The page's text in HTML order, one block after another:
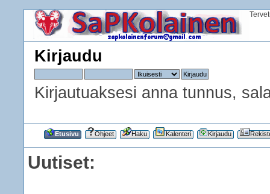
Kirjaudu
Kirjautuaksesi anna tunnus,
Etusivu Ohjeet Haku Kalenteri Kirjaudu
Uutiset: